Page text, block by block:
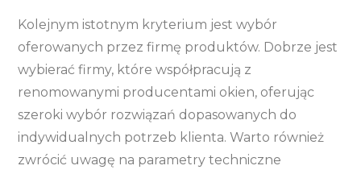
Kolejnym istotnym kryterium jest wybór
oferowanych przez firmę produktów. Dobrze jest
wybierać firmy, które współpracują z
renomowanymi producentami okien, oferując
szeroki wybór rozwiązań dopasowanych do
indywidualnych potrzeb klienta. Warto również
zwrócić uwagę na parametry techniczne